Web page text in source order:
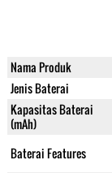
Nama Produk
Jenis Baterai
Kapasitas Baterai
(mAh)
Baterai Features